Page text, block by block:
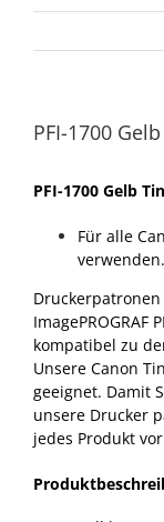
PFI-1700
PFI-1700 Gelb
Für alle
verwenden.
Druckerpatronen
ImagePROGRAF
kompatibel zu
Unsere Canon
geeignet. Damit
unsere Drucker
jedes Produkt